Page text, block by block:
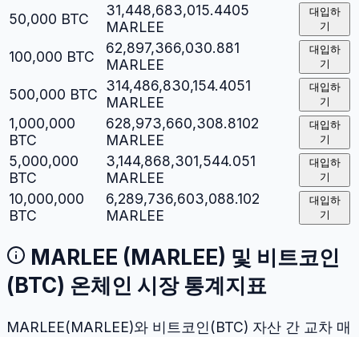
50,000 BTC
31,448,683,015.4405
MARLEE
대입하
기
100,000 BTC
62,897,366,030.881
MARLEE
대입하
기
500,000 BTC
314,486,830,154.4051
MARLEE
대입하
기
1,000,000
BTC
628,973,660,308.8102
MARLEE
대입하
기
5,000,000
BTC
3,144,868,301,544.051
MARLEE
대입하
기
10,000,000
BTC
6,289,736,603,088.102
MARLEE
대입하
기
MARLEE ( MARLEE) 및 비트코인
( BTC) 온체인 시장 통계지표
MARLEE(MARLEE)와 비트코인 (BTC) 자산 간 교차 매